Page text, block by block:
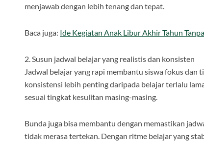
menjawab dengan lebih tenang dan tepat.
Baca juga: Ide Kegiatan Anak Libur Akhir Tahun
2. Susun jadwal belajar yang realistis dan konsisten
Jadwal belajar yang rapi membantu siswa fokus dan
konsistensi lebih penting daripada belajar terlalu
sesuai tingkat kesulitan masing-masing.
Bunda juga bisa membantu dengan memastikan
tidak merasa tertekan. Dengan ritme belajar yang